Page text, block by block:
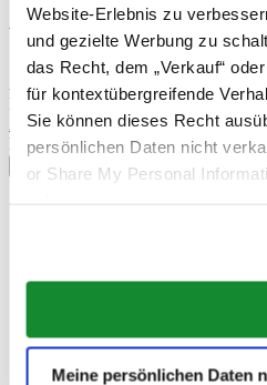
Website-Erlebnis zu
und gezielte Werbung zu
das Recht, dem „Verkauf“
für kontextübergreifende
Sie können dieses Recht
persönlichen Daten nicht
or Share My Personal
Meine persönlichen Daten
Willkommen im
Abonnieren Sie unseren Newsletter
Information
Anmelden
Land/Region auswählen
Sprachumschalter
Dänemark
Deutschland
Finnland